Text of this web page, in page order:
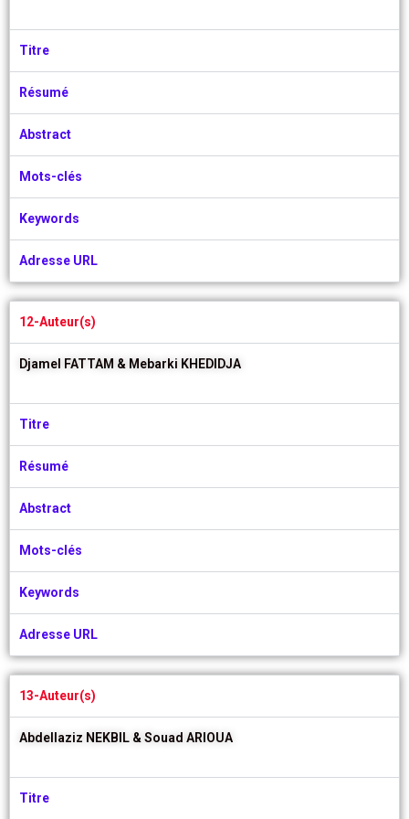
Titre
Résumé
Abstract
Mots-clés
Keywords
Adresse URL
12-Auteur(s)
Djamel FATTAM & Mebarki KHEDIDJA
Titre
Résumé
Abstract
Mots-clés
Keywords
Adresse URL
13-Auteur(s)
Abdellaziz NEKBIL &Souad ARIOUA
Titre